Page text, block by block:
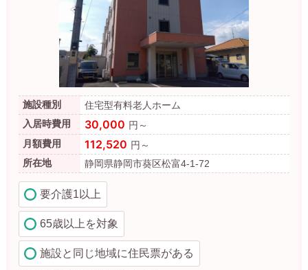
施設種別
住宅型有料老人ホーム
入居時費用
30,000 円～
月額費用
112,520 円～
所在地
静岡県静岡市葵区松富4-1-72
要介護1以上
65歳以上を対象
施設と同じ地域に住民票がある